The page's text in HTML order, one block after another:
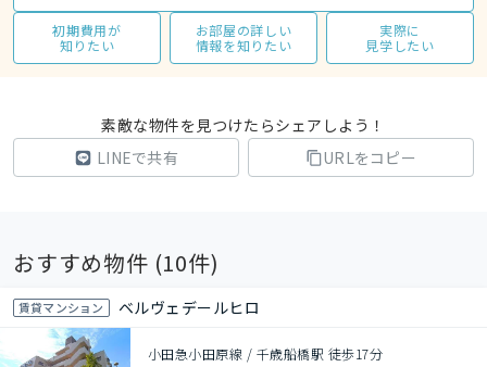
初期費用が
知りたい
お部屋の詳しい
情報を知りたい
実際に
見学したい
素敵な物件を見つけたらシェアしよう！
LINEで共有
URLをコピー
おすすめ物件 (10件)
賃貸マンション ベルヴェデールヒロ
小田急小田原線 / 千歳船橋駅 徒歩17分